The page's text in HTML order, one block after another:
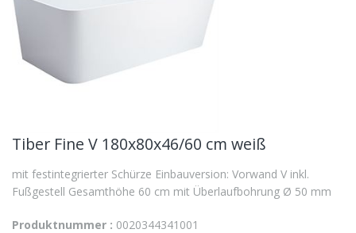
Tiber Fine V 180x80x46/60 cm weiß
mit festintegrierter Schürze Einbauversion: Vorwand V inkl.
Fußgestell Gesamthöhe 60 cm mit Überlaufbohrung Ø 50 mm
Produktnummer : 0020344341001